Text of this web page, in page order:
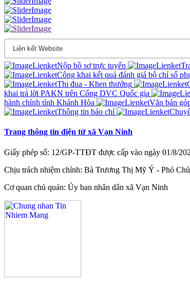
Nộp hồ sơ trực tuyến
Công khai kết quả đánh giá bộ chỉ sổ
Thi đua - Khen thưởng
khai trả lời PAKN trên Cổng DVC Quốc gia
hành chính tỉnh Khánh Hòa
Văn bản
Thông tin báo chí
Trang thông tin điện tử xã Vạn Ninh
Giấy phép số: 12/GP-TTĐT được cấp vào ngày 01/8/
Chịu trách nhiệm chính: Bà Trương Thị Mỹ Ý - Phó
Cơ quan chủ quản: Ủy ban nhân dân xã Vạn Ninh